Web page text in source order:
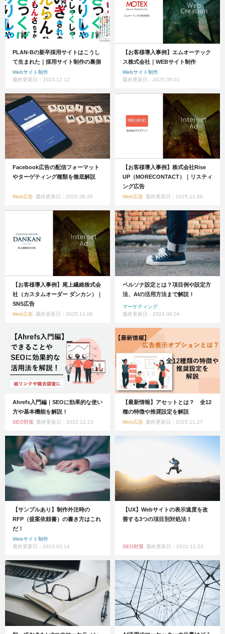
PLAN-Bの新卒採用サイトはこうし
て生まれた｜採用サイト制作の裏側
Webサイト制作
最終更新日：2023.12.12
【お客様導入事例】エムオーテック
ス株式会社｜WEBサイト制作
Webサイト制作
最終更新日：2025.05.01
Facebook広告の配信フォーマット
やターゲティング種類を徹底解説
Web広告 最終更新日：2025.08.26
【お客様導入事例】株式会社Rise
UP（MORECONTACT）｜リスティ
ング広告
Web広告 最終更新日：2025.11.06
【お客様導入事例】尾上繊維株式会
社（カスタムオーダー ダンカン）｜
SNS広告
Web広告 最終更新日：2025.11.06
ペルソナ設定とは？項目例や設定方
法、AIの活用方法まで解説！
マーケティング
最終更新日：2024.06.04
Ahrefs入門編｜SEOに効果的な使い
方や基本機能を解説！
SEO対策 最終更新日：2022.12.23
【最新情報】アセットとは？ 全12
種の特徴や推奨設定を解説
Web広告 最終更新日：2025.11.27
【サンプルあり】制作外注時の
RFP（提案依頼書）の書き方はこれ
だ！
Webサイト制作
最終更新日：2023.03.14
【UX】Webサイトの表示速度を改
善する3つの項目別対処法！
SEO対策 最終更新日：2022.12.23